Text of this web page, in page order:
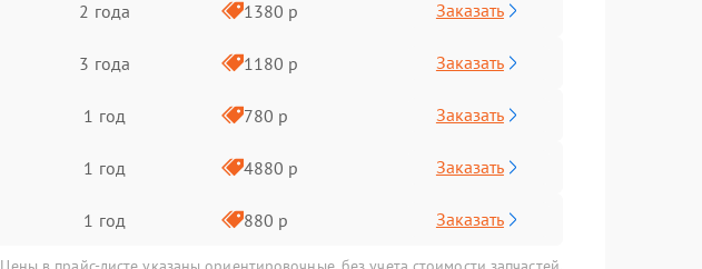
2 года 1380 р Заказать
3 года 1180 р Заказать
1 год 780 р Заказать
1 год 4880 р Заказать
1 год 880 р Заказать